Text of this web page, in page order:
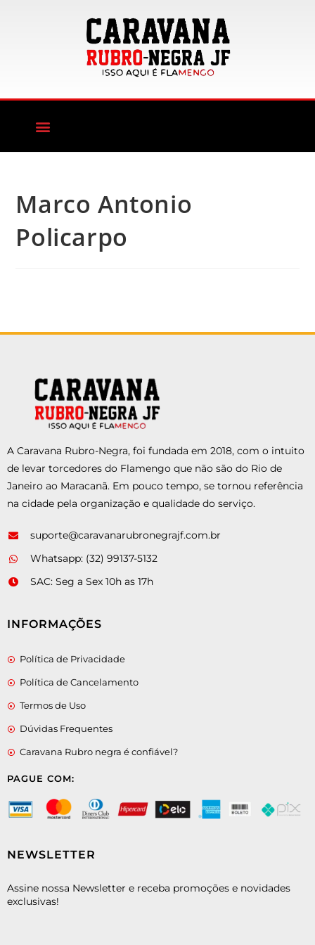
Marco Antonio
Policarpo
A Caravana Rubro-Negra, foi fundada em 2018, com o intuito
de levar torcedores do Flamengo que não são do Rio de
Janeiro ao Maracanã. Em pouco tempo, se tornou referência
na cidade pela organização e qualidade do serviço.
suporte@caravanarubronegrajf.com.br
Whatsapp: (32) 99137-5132
SAC: Seg a Sex 10h as 17h
INFORMAÇÕES
Política de Privacidade
Política de Cancelamento
Termos de Uso
Dúvidas Frequentes
Caravana Rubro negra é confiável?
PAGUE COM:
NEWSLETTER
Assine nossa Newsletter e receba promoções e novidades
exclusivas!